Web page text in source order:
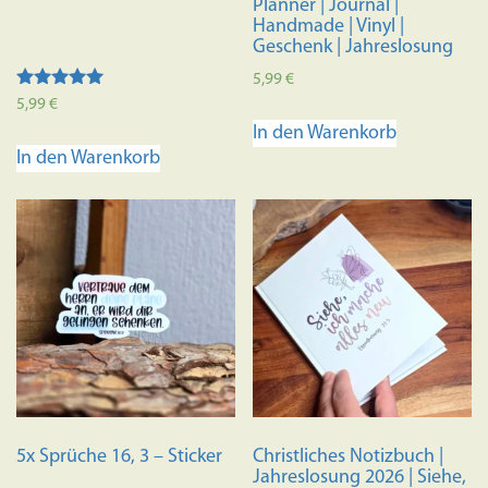
Bewertet mit
5,99€
In den Warenkorb
Planner | Journal |
Handmade | Vinyl |
Geschenk | Jahreslosung
5,99€
In den Warenkorb
5x Sprüche 16, 3 – Sticker
Christliches Notizbuch |
Jahreslosung 2026 | Siehe,